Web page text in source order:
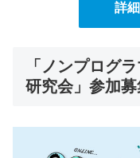
詳
「ノンプログ
研究会」参加募